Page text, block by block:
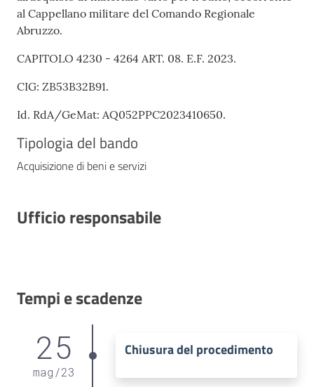
al Cappellano militare del Comando Regionale
Abruzzo.
CAPITOLO 4230 - 4264 ART. 08. E.F. 2023.
CIG: ZB53B32B91.
Id. RdA/GeMat: AQ052PPC2023410650.
Tipologia del bando
Acquisizione di beni e servizi
Ufficio responsabile
Tempi e scadenze
25
mag /23
Chiusura del procedimento